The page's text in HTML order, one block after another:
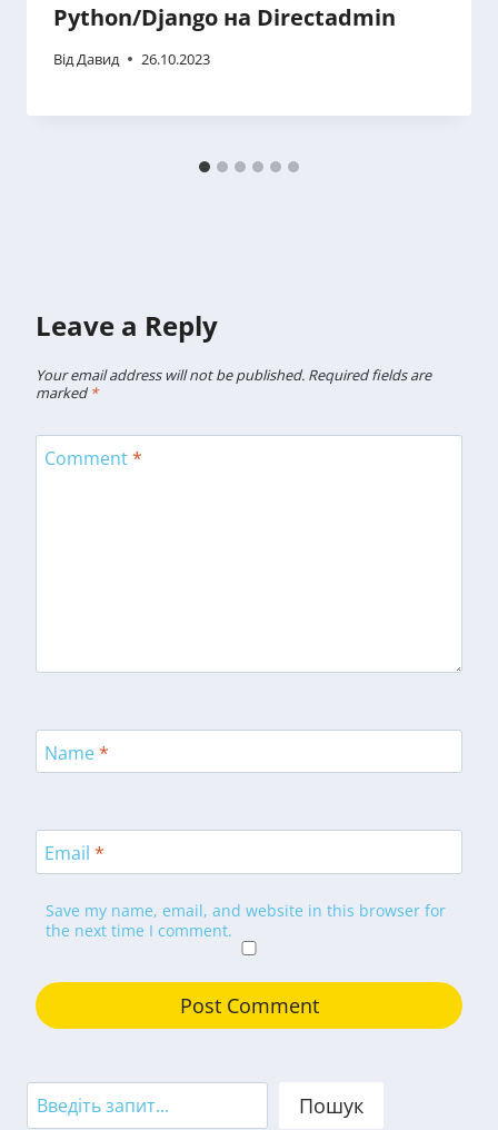
Python/Django на Directadmin
ВідДавид 26.10.2023
Leave a Reply
Your email address will not be published. Required fields are
marked *
Comment*
Name*
Email *
Save my name, email, and website in this browser for
the next time I comment.
Search Пошук